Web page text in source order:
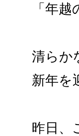
「年
清らか
新年を
昨日、